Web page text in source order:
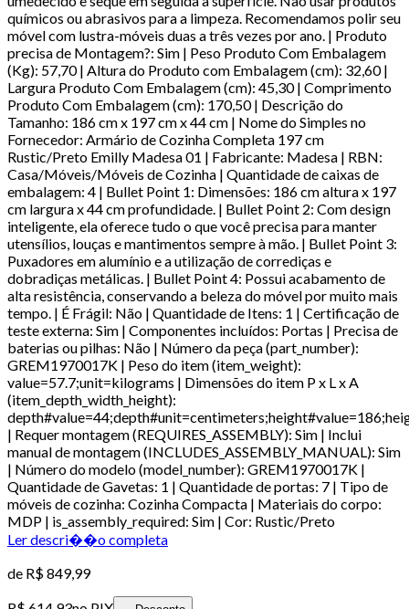
químicos ou abrasivos para a limpeza. Recomendamos polir seu
móvel com lustra-móveis duas a três vezes por ano. | Produto
precisa de Montagem?: Sim | Peso Produto Com Embalagem
(Kg): 57,70 | Altura do Produto com Embalagem (cm): 32,60 |
Largura Produto Com Embalagem (cm): 45,30 | Comprimento
Produto Com Embalagem (cm): 170,50 | Descrição do
Tamanho: 186 cm x 197 cm x 44 cm | Nome do Simples no
Fornecedor: Armário de Cozinha Completa 197 cm
Rustic/Preto Emilly Madesa 01 | Fabricante: Madesa | RBN:
Casa/Móveis/Móveis de Cozinha | Quantidade de caixas de
embalagem: 4 | Bullet Point 1: Dimensões: 186 cm altura x 197
cm largura x 44 cm profundidade. | Bullet Point 2: Com design
inteligente, ela oferece tudo o que você precisa para manter
utensílios, louças e mantimentos sempre à mão. | Bullet Point 3:
Puxadores em alumínio e a utilização de corrediças e
dobradiças metálicas. | Bullet Point 4: Possui acabamento de
alta resistência, conservando a beleza do móvel por muito mais
tempo. | É Frágil: Não | Quantidade de Itens: 1 | Certificação de
teste externa: Sim | Componentes incluídos: Portas | Precisa de
baterias ou pilhas: Não | Número da peça (part_number):
GREM1970017K | Peso do item (item_weight):
value=57.7;unit=kilograms | Dimensões do item P x L x A
(item_depth_width_height):
| Requer montagem (REQUIRES_ASSEMBLY): Sim | Inclui
manual de montagem (INCLUDES_ASSEMBLY_MANUAL): Sim
| Número do modelo (model_number): GREM1970017K |
Quantidade de Gavetas: 1 | Quantidade de portas: 7 | Tipo de
móveis de cozinha: Cozinha Compacta | Materiais do corpo:
MDP | is_assembly_required: Sim | Cor: Rustic/Preto
Ler descri��o completa
de R$ 849,99